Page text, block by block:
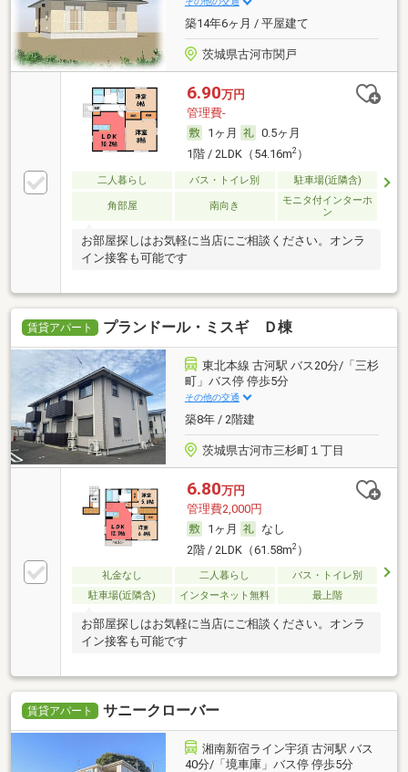
築14年6ヶ月 / 平屋建て
茨城県古河市関戸
6.90万円
管理費-
1ヶ月
0.5ヶ月
1階 / 2LDK（54.16m2）
二人暮らし バス・トイレ別 駐車場(近隣含)
角部屋 南向き
モニタ付インターホ
ン
お部屋探しはお気軽に当店にご相談ください。オンラ
イン接客も可能です
賃貸アパート プランドール・ミスギ Ｄ棟
東北本線 古河駅 バス20分/「三杉
町」バス停 停歩5分
その他の交通
築8年 / 2階建
茨城県古河市三杉町１丁目
6.80万円
管理費2,000円
1ヶ月
なし
2階 / 2LDK（61.58m2）
礼金なし 二人暮らし
バス・トイレ別
駐車場(近隣含)
インターネット無料 最上階
お部屋探しはお気軽に当店にご相談ください。オンラ
イン接客も可能です
賃貸アパート サニークローバー
湘南新宿ライン宇須 古河駅 バス
40分/「境車庫」バス停 停歩5分